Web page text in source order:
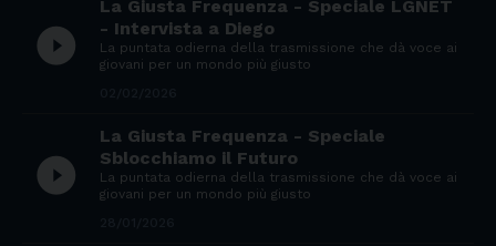
play_circle_filled
La Giusta Frequenza - Speciale LGNET
- Intervista a Diego
La puntata odierna della trasmissione che dà voce ai
giovani per un mondo più giusto
play_circle_filled
La Giusta Frequenza - Speciale
Sblocchiamo il Futuro
La puntata odierna della trasmissione che dà voce ai
giovani per un mondo più giusto